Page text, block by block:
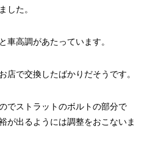
した。
車高調があたっています。
店で交換したばかりだそうです。
でストラットのボルトの部分で
が出るようには調整をおこないま